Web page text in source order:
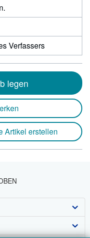
Verfassers
legen
Artikel erstellen